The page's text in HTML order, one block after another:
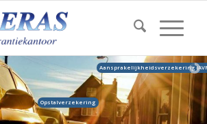
Opstalverzekering
Aansprakelijkheidsverzekering